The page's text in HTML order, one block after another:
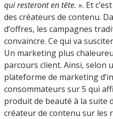
qui resteront en tête. ». Et
des créateurs de contenu.
d’offres, les campagnes
convaincre. Ce qui va
Un marketing plus
parcours client. Ainsi, selon
plateforme de marketing
consommateurs sur 5 qui
produit de beauté à la suite
créateur de contenu sur les